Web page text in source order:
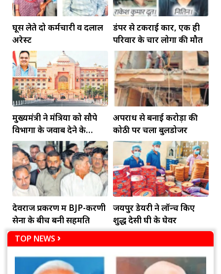
घूस लेते दो कर्मचारी व दलाल
अरेस्ट
डंपर से टकराई कार, एक ही
परिवार के चार लोगों की मौत
मुख्यमंत्री ने मंत्रियों को सौपे
विभागों के जवाब देने के
दायित्व
अपराध से बनाई करोड़ों की
कोठी पर चला बुलडोजर
देवराज प्रकरण में BJP-करणी
सेना के बीच बनी सहमति
जयपुर डेयरी ने लॉन्च किए
शुद्ध देसी घी के घेवर
TOP NEWS